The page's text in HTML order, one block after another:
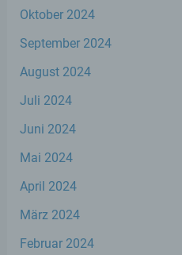
Oktober 2024
September 2024
August 2024
Juli 2024
Juni 2024
Mai 2024
April 2024
März 2024
Februar 2024
Löschen oder die
d)
Markierung
e) Profiling
Profiling ist jede